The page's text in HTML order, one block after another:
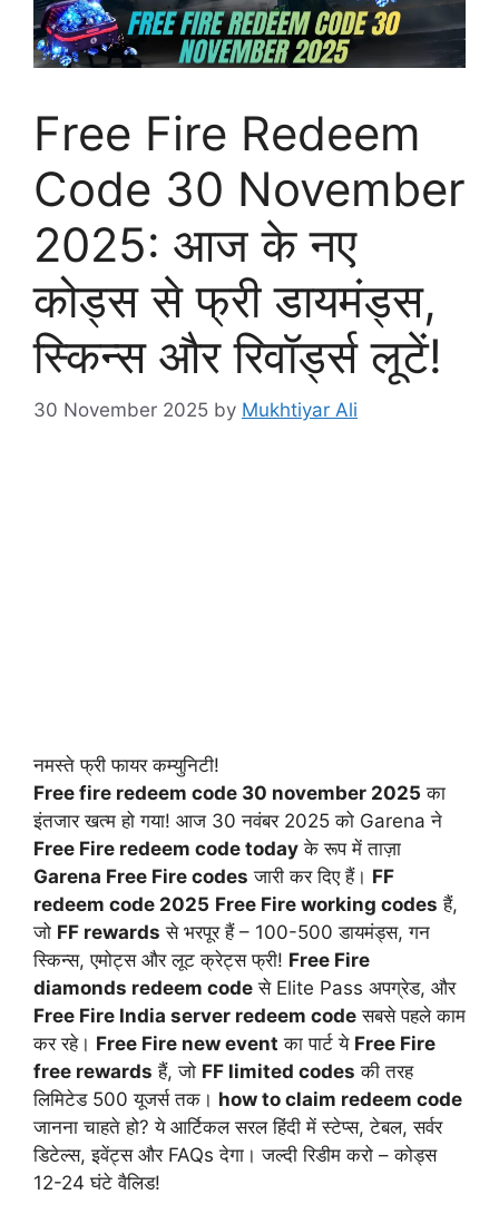
Free Fire Redeem
Code 30 November
2025: आज के नए
कोड्स से फ्री डायमंड्स,
स्किन्स और रिवॉर्ड्स लूटें!
30 November 2025 by Mukhtiyar Ali
नमस्ते फ्री फायर कम्युनिटी!
Free fire redeem code 30 november 2025 का
इंतजार खत्म हो गया! आज 30 नवंबर 2025 को Garena ने
Free Fire redeem code today के रूप में ताज़ा
Garena Free Fire codes जारी कर दिए हैं। FF
redeem code 2025 Free Fire working codes हैं,
जो FF rewards से भरपूर हैं – 100-500 डायमंड्स, गन
स्किन्स, एमोट्स और लूट क्रेट्स फ्री! Free Fire
diamonds redeem code से Elite Pass अपग्रेड, और
Free Fire India server redeem code सबसे पहले काम
कर रहे। Free Fire new event का पार्ट ये Free Fire
free rewards हैं, जो FF limited codes की तरह
लिमिटेड 500 यूजर्स तक। how to claim redeem code
जानना चाहते हो? ये आर्टिकल सरल हिंदी में स्टेप्स, टेबल, सर्वर
डिटेल्स, इवेंट्स और FAQs देगा। जल्दी रिडीम करो – कोड्स
12-24 घंटे वैलिड!